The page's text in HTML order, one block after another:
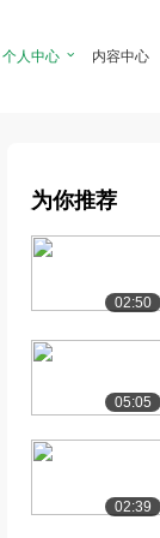
个人中心  内容中心
为你推荐
02:50
05:05
02:39